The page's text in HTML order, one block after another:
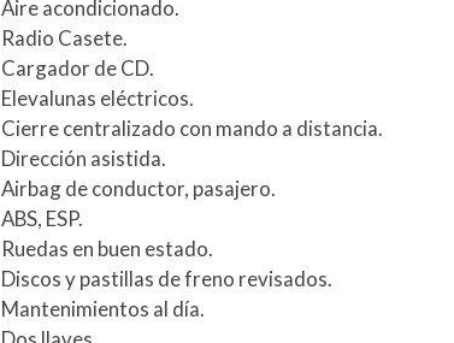
Aire acondicionado.
Radio Casete.
Cargador de CD.
Elevalunas eléctricos.
Cierre centralizado con mando a distancia.
Dirección asistida.
Airbag de conductor, pasajero.
ABS, ESP.
Ruedas en buen estado.
Discos y pastillas de freno revisados.
Mantenimientos al día.